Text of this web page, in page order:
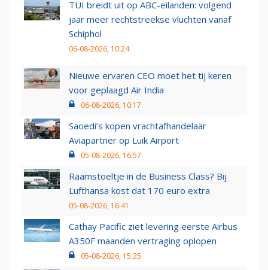
TUI breidt uit op ABC-eilanden: volgend
jaar meer rechtstreekse vluchten vanaf
Schiphol
06-08-2026, 10:24
Nieuwe ervaren CEO moet het tij keren
voor geplaagd Air India
06-08-2026, 10:17
Saoedi’s kopen vrachtafhandelaar
Aviapartner op Luik Airport
05-08-2026, 16:57
Raamstoeltje in de Business Class? Bij
Lufthansa kost dat 170 euro extra
05-08-2026, 16:41
Cathay Pacific ziet levering eerste Airbus
A350F maanden vertraging oplopen
05-08-2026, 15:25